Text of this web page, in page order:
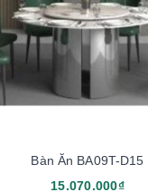
Bàn Ăn BA09T-D15
15.070.000₫